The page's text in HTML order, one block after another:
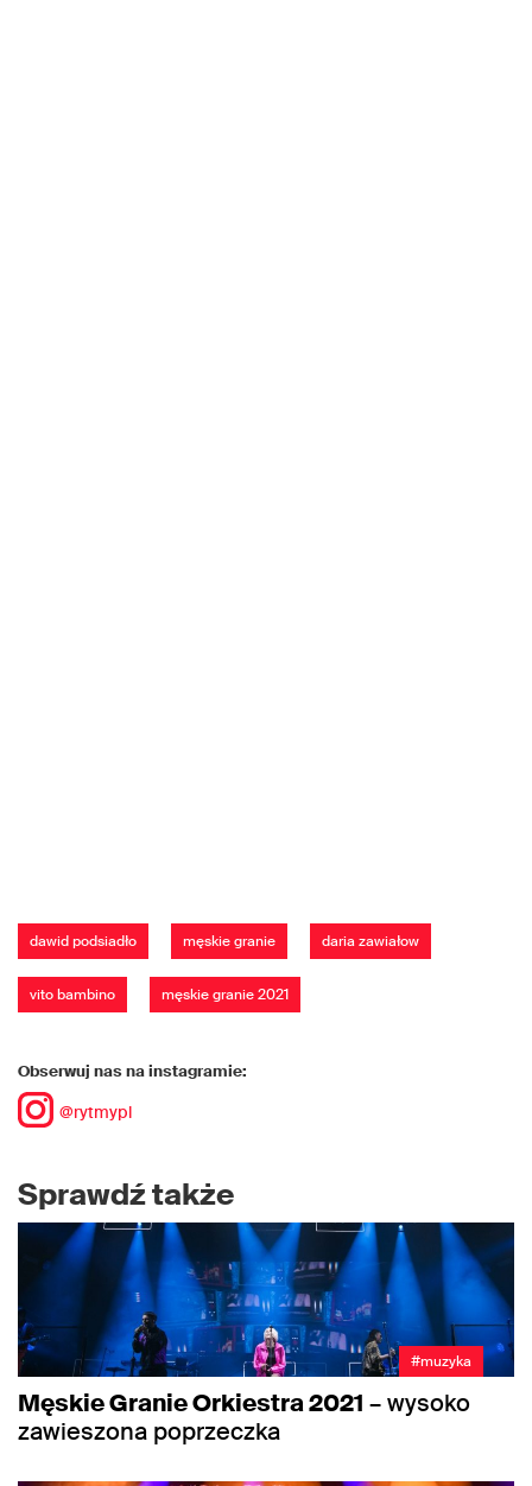
dawid podsiadło męskie granie daria zawiałow
vito bambino męskie granie 2021
Obserwuj nas na instagramie:
@rytmypl
Sprawdź także
#muzyka
Męskie Granie Orkiestra 2021 – wysoko
zawieszona poprzeczka